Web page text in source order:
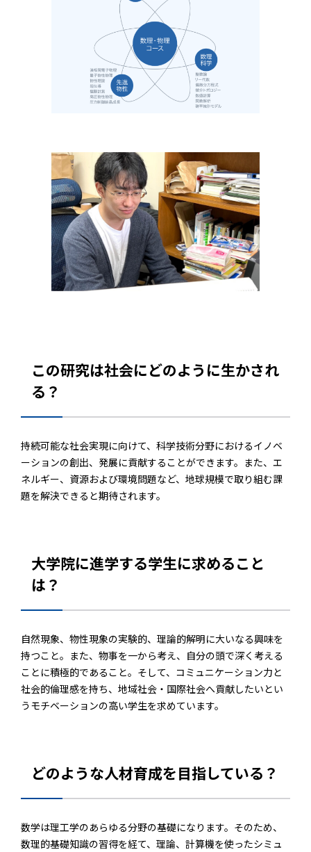
この研究は社会にどのように生かされ
る？
持続可能な社会実現に向けて、科学技術分野におけるイノベ
ーションの創出、発展に貢献することができます。また、エ
ネルギー、資源および環境問題など、地球規模で取り組む課
題を解決できると期待されます。
大学院に進学する学生に求めること
は？
自然現象、物性現象の実験的、理論的解明に大いなる興味を
持つこと。また、物事を一から考え、自分の頭で深く考える
ことに積極的であること。そして、コミュニケーション力と
社会的倫理感を持ち、地域社会・国際社会へ貢献したいとい
うモチベーションの高い学生を求めています。
どのような人材育成を目指している？
数学は理工学のあらゆる分野の基礎になります。そのため、
数理的基礎知識の習得を経て、理論、計算機を使ったシミュ